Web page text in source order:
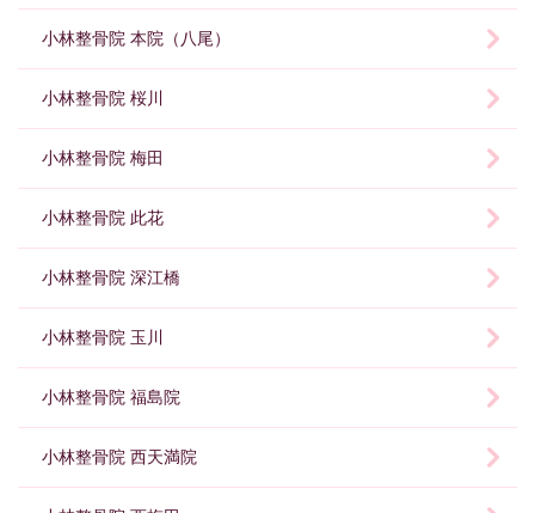
小林整骨院 本院（八尾）
小林整骨院 桜川
小林整骨院 梅田
小林整骨院 此花
小林整骨院 深江橋
小林整骨院 玉川
小林整骨院 福島院
小林整骨院 西天満院